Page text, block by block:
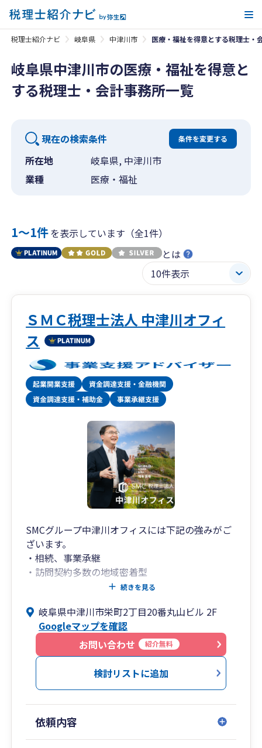
税理士紹介ナビ 岐阜県 中津川市 医療・福祉を得意とする税理士・
岐阜県中津川市の医療・福祉を得意と
する税理士・会計事務所一覧
現在の検索条件 条件を変更する
所在地
岐阜県, 中津川市
業種
医療・福祉
1〜1件を表示しています（全1件）
とは
ＳＭＣ税理士法人 中津川オフィ
ス
SMCグループ中津川オフィスには下記の強みがご
ざいます。
・相続、事業承継
・訪問契約多数の地域密着型
・医療系の設立から事業承継まで
中津川オフィスには相続に特化した税理士が在籍
しており、相続・事業承継関連業務の取り扱いは
岐阜県東濃地域でトップクラス（相談件数1000件
以上、相続税申告300件以上、組織再編20件以
中津川事務所では2007年の開設から岐阜県東濃エ
相談・中長期及び単年度経営計画・モニタリング
業務と徐々に取扱業務を増やしております。
続きを見る
岐阜県中津川市栄町2丁目20番丸山ビル 2F
Googleマップを確認
お問い合わせ
紹介無料
検討リストに追加
依頼内容